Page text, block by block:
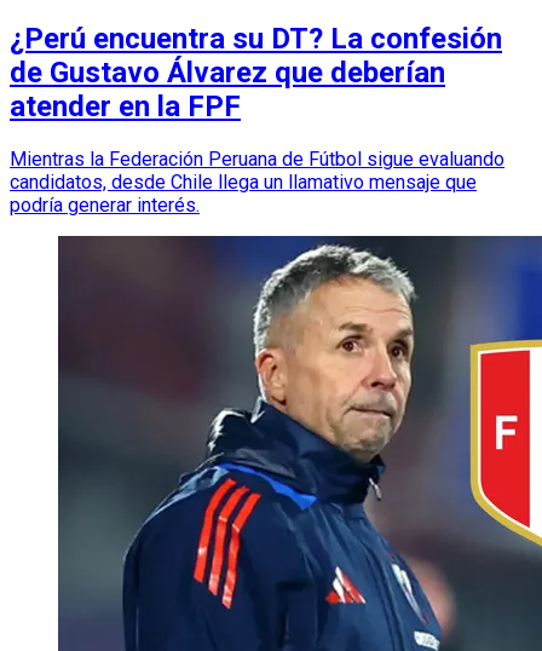
¿Perú encuentra su DT? La confesión
de Gustavo Álvarez que deberían
atender en la FPF
Mientras la Federación Peruana de Fútbol sigue evaluando
candidatos, desde Chile llega un llamativo mensaje que
podría generar interés.